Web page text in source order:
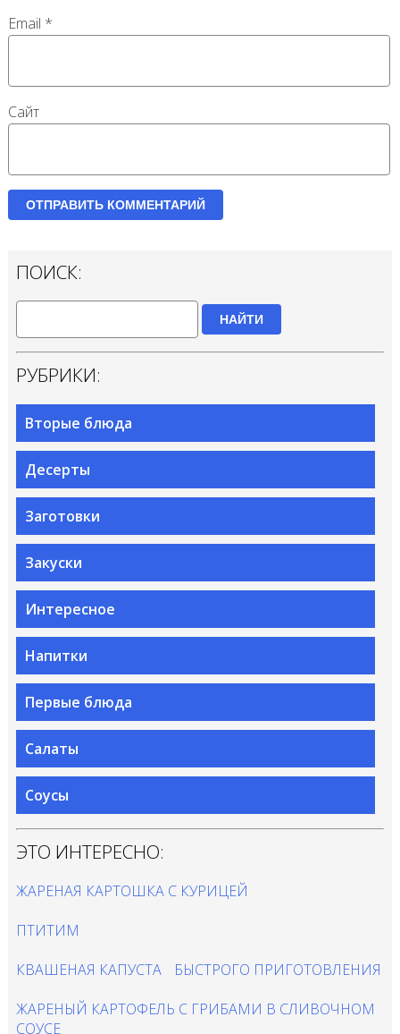
Email *
Сайт
ПОИСК:
НАЙТИ
РУБРИКИ:
Вторые блюда
Десерты
Заготовки
Закуски
Интересное
Напитки
Первые блюда
Салаты
Соусы
ЭТО ИНТЕРЕСНО:
ЖАРЕНАЯ КАРТОШКА С КУРИЦЕЙ
ПТИТИМ
КВАШЕНАЯ КАПУСТА БЫСТРОГО ПРИГОТОВЛЕНИЯ
ЖАРЕНЫЙ КАРТОФЕЛЬ С ГРИБАМИ В СЛИВОЧНОМ
СОУСЕ